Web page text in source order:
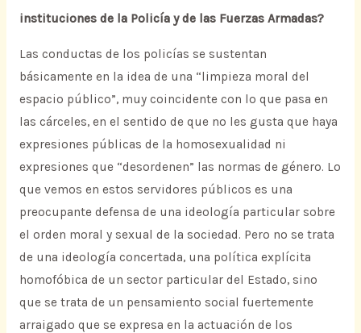
instituciones de la Policía y de las Fuerzas Armadas?
Las conductas de los policías se sustentan
básicamente en la idea de una “limpieza moral del
espacio público”, muy coincidente con lo que pasa en
las cárceles, en el sentido de que no les gusta que haya
expresiones públicas de la homosexualidad ni
expresiones que “desordenen” las normas de género. Lo
que vemos en estos servidores públicos es una
preocupante defensa de una ideología particular sobre
el orden moral y sexual de la sociedad. Pero no se trata
de una ideología concertada, una política explícita
homofóbica de un sector particular del Estado, sino
que se trata de un pensamiento social fuertemente
arraigado que se expresa en la actuación de los